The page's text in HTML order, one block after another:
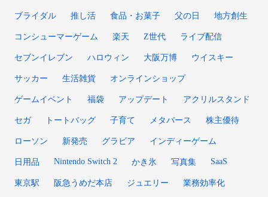
ブライダル 推し活 食品・お菓子 父の日 地方創生
コンシューマーゲーム 楽天 Z世代 ライブ配信
セブンイレブン ハロウィン 大阪万博 ウイスキー
サッカー 生活雑貨 オンラインショップ
ゲームイベント 福袋 アップデート アクリルスタンド
セガ トートバッグ 子育て メタバース 株主優待
ローソン 新発売 グラビア インディーゲーム
日用品 Nintendo Switch 2 かき氷 写真集 SaaS
東京駅 阪急うめだ本店 ジュエリー 業務効率化